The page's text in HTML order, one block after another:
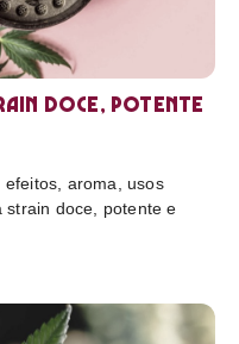
doce, potente
efeitos, aroma, usos
strain doce, potente e